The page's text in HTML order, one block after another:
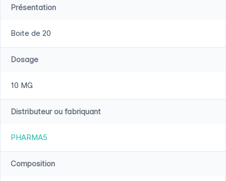
Présentation
Boite de 20
Dosage
10 MG
Distributeur ou fabriquant
PHARMA5
Composition